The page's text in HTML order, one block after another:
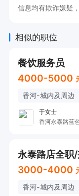
3. 积极协助厨
任职要求
行合理切配。
力，确保工作质
信息均有欺诈嫌疑
相似的职位
餐饮服务员
4000-5000
香河-城内及周边
于女士
香河永泰路蓝
永泰路店全职
3000-4000
香河-城内及周边